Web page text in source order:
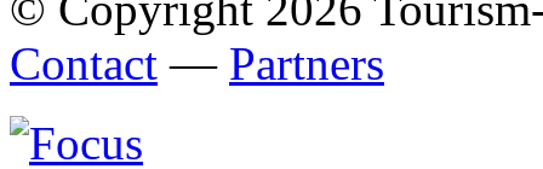
Contact — Partners